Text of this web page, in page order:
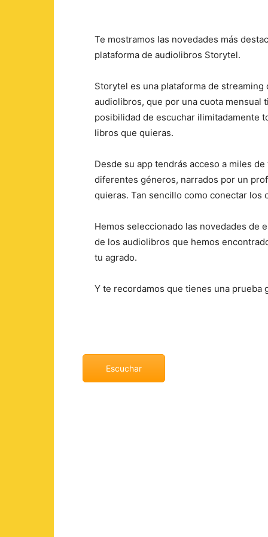
Te mostramos las novedades más
plataforma de audiolibros Storytel.
Storytel es una plataforma de streaming
audiolibros, que por una cuota mensual
posibilidad de escuchar ilimitadamente
libros que quieras.
Desde su app tendrás acceso a miles
diferentes géneros, narrados por un
quieras. Tan sencillo como conectar los
Hemos seleccionado las novedades de
de los audiolibros que hemos
tu agrado.
Y te recordamos que tienes una prueba
Escuchar